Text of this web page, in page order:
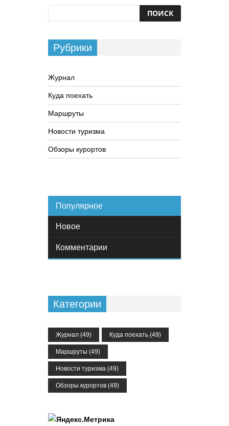
Рубрики
Журнал
Куда поехать
Маршруты
Новости туризма
Обзоры курортов
Популярное
Новое
Комментарии
Категории
Журнал (49) Куда поехать (49)
Маршруты (49)
Новости туризма (49)
Обзоры курортов (49)